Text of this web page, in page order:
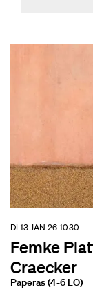
Femke
Craecker
Paperas (4-6 LO)
DI 13 JAN 2610.30